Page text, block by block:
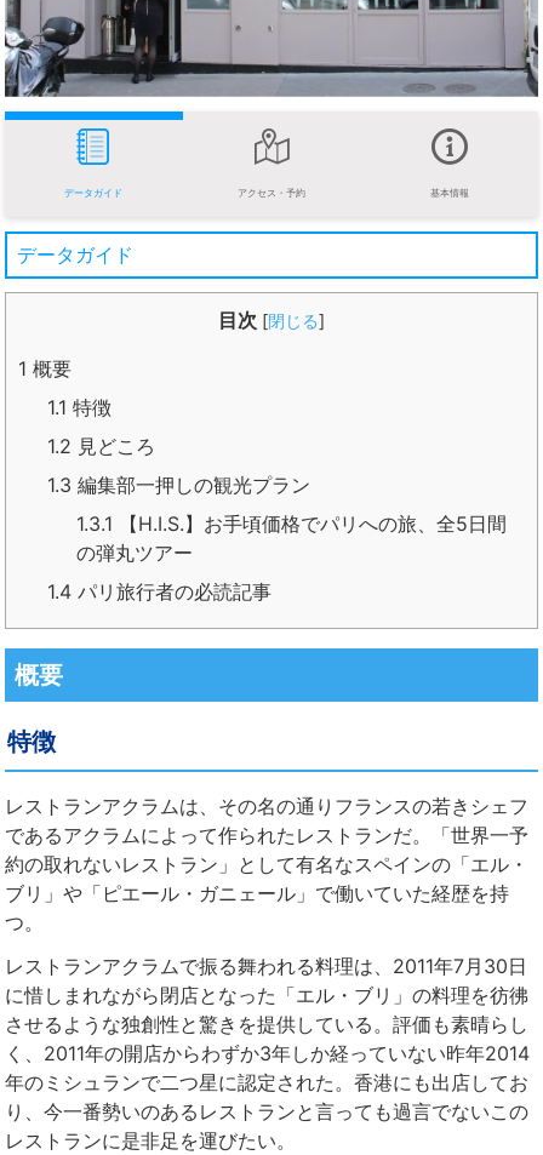
データガイド アクセス・予約 基本情報
データガイド
目次 [閉じる]
1 概要
1.1 特徴
1.2 見どころ
1.3 編集部一押しの観光プラン
1.3.1 【H.I.S.】お手頃価格でパリへの旅、全5日間
の弾丸ツアー
1.4 パリ旅行者の必読記事
概要
特徴
レストランアクラムは、その名の通りフランスの若きシェフ
であるアクラムによって作られたレストランだ。「世界一予
約の取れないレストラン」として有名なスペインの「エル・
ブリ」や「ピエール・ガニェール」で働いていた経歴を持
つ。
レストランアクラムで振る舞われる料理は、2011年7月30日
に惜しまれながら閉店となった「エル・ブリ」の料理を彷彿
させるような独創性と驚きを提供している。評価も素晴らし
く、2011年の開店からわずか3年しか経っていない昨年2014
年のミシュランで二つ星に認定された。香港にも出店してお
り、今一番勢いのあるレストランと言っても過言でないこの
レストランに是非足を運びたい。